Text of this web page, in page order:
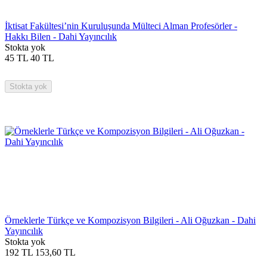
İktisat Fakültesi’nin Kuruluşunda Mülteci Alman Profesörler -
Hakkı Bilen - Dahi Yayıncılık
Stokta yok
45 TL 40 TL
Stokta yok
Örneklerle Türkçe ve Kompozisyon Bilgileri - Ali Oğuzkan - Dahi
Yayıncılık
Stokta yok
192 TL 153,60 TL